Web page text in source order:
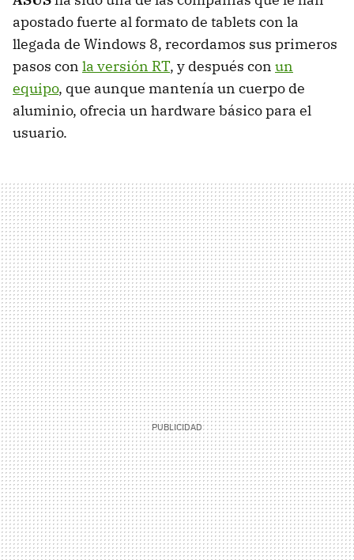
apostado fuerte al formato de tablets con la
llegada de Windows 8, recordamos sus primeros
pasos con la versión RT, y después con un
equipo, que aunque mantenía un cuerpo de
aluminio, ofrecia un hardware básico para el
usuario.